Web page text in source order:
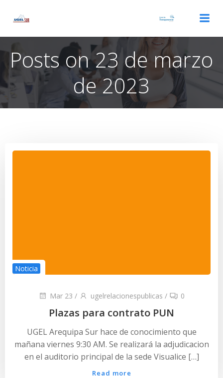
Posts on 23 de marzo
de 2023
Noticia
Mar 23 / ugelrelacionespublicas / 0
Plazas para contrato PUN
UGEL Arequipa Sur hace de conocimiento que
mañana viernes 9:30 AM. Se realizará la adjudicacion
en el auditorio principal de la sede Visualice […]
Read more